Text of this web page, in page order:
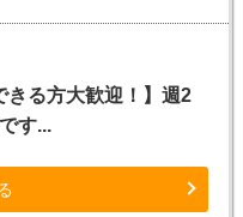
きる方大歓迎！】週2
す...